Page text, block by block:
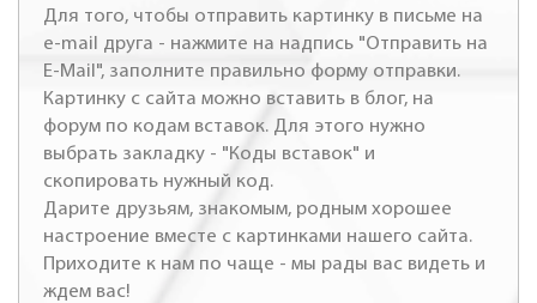
Для того, чтобы отправить картинку в письме на
e-mail друга - нажмите на надпись "Отправить на
E-Mail", заполните правильно форму отправки.
Картинку с сайта можно вставить в блог, на
форум по кодам вставок. Для этого нужно
выбрать закладку - "Коды вставок" и
скопировать нужный код.
Дарите друзьям, знакомым, родным хорошее
настроение вместе с картинками нашего сайта.
Приходите к нам по чаще - мы рады вас видеть и
ждем вас!